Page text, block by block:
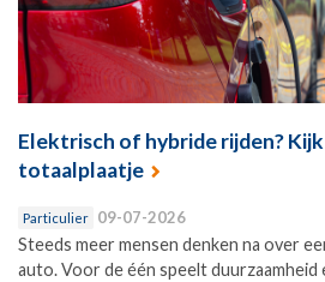
Elektrisch of hybride rijden?
totaalplaatje
Particulier 09-07-2026
Steeds meer mensen denken na over
auto. Voor de één speelt